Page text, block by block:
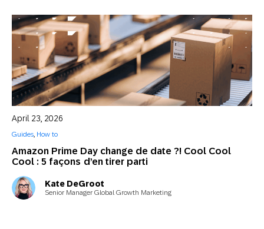
Amazon Prime Day change de date ?! Cool Cool
Cool : 5 façons d’en tirer parti
April 23, 2026
Guides, How to
Kate DeGroot
Senior Manager Global Growth Marketing